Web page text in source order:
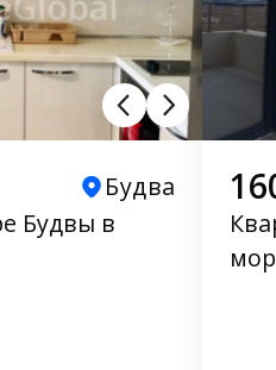
Будва
Будвы в